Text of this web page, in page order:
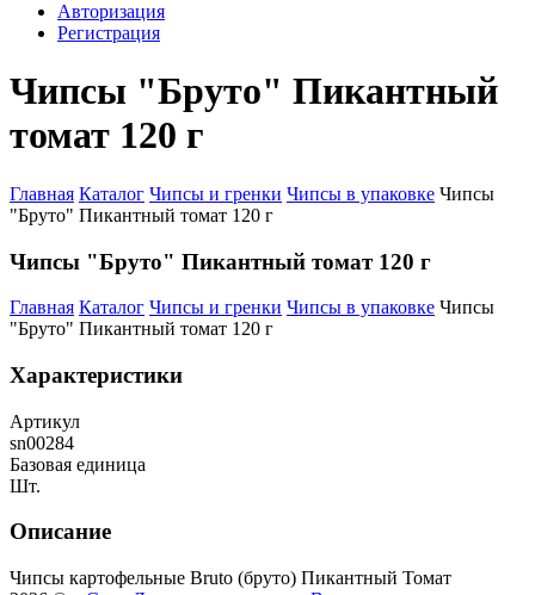
Авторизация
Регистрация
Чипсы "Бруто" Пикантный
томат 120 г
Главная Каталог Чипсы и гренки Чипсы в упаковке Чипсы
"Бруто" Пикантный томат 120 г
Чипсы "Бруто" Пикантный томат 120 г
Главная Каталог Чипсы и гренки Чипсы в упаковке Чипсы
"Бруто" Пикантный томат 120 г
Характеристики
Артикул
sn00284
Базовая единица
Шт.
Описание
Чипсы картофельные Bruto (бруто) Пикантный Томат